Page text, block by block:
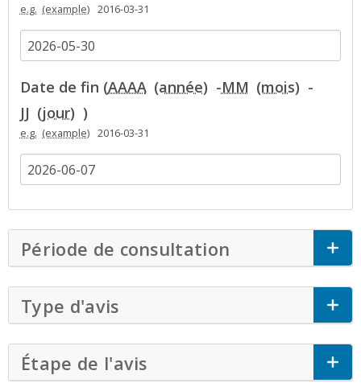
e.g. 2016-03-31
Date de fin (AAAA -MM
-
JJ
)
e.g. 2016-03-31
Période de consultation Click to
Type d'avis Click to Expand Accordion
Étape de l'avis Click to Expand